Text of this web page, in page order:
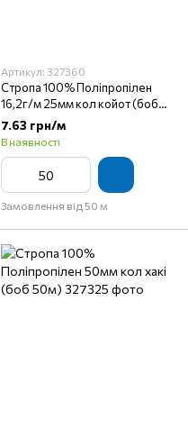
Артикул: 327360
Стропа 100% Поліпропілен
16,2г/м 25мм кол койот (боб
50м)
7.63 грн/м
В наявності
Замовлення від 50 м